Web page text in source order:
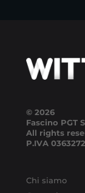
© 2026
Fascino PGT
All rights
P.IVA
Chi siamo